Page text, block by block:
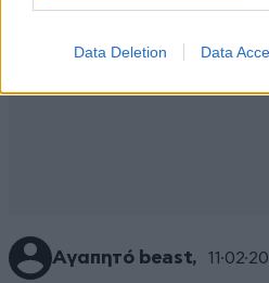
Data Deletion Data
Αγαπητό beast,